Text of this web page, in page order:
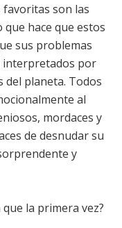
favoritas son las
que hace que estos
sus problemas
interpretados por
del planeta. Todos
al
mordaces y
de desnudar su
y
la primera vez?